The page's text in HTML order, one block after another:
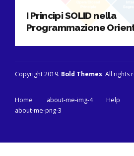
I Principi SOLID nella
Programmazione
Copyright 2019. Bold Themes. All rights
Home about-me-img-4 Help
about-me-png-3